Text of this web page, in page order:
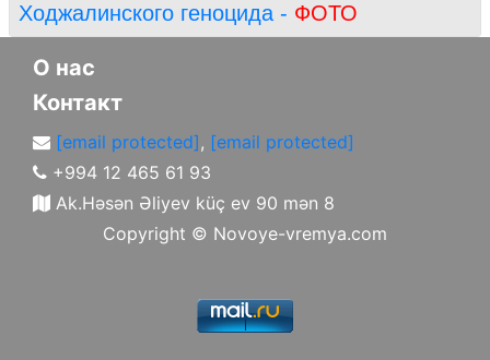
Ходжалинского геноцида - ФОТО
О нас
Контакт
[email protected], [email protected]
+994 12 465 61 93
Ak.Həsən Əliyev küç ev 90 mən 8
Copyright © Novoye-vremya.com